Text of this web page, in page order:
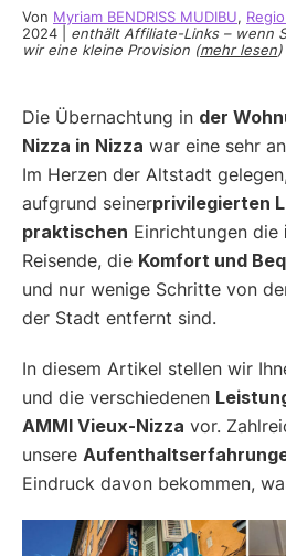
de
Claire
Manu
Von Myriam BENDRISS MUDIBU,
2024
enthält Affiliate-Links – wenn
wir eine kleine Provision (mehr lesen)
Die Übernachtung in der
Nizza in Nizza war eine sehr
Im Herzen der Altstadt
aufgrund seinerprivilegierten
praktischen Einrichtungen die
Reisende, die Komfort und
und nur wenige Schritte von
der Stadt entfernt sind.
In diesem Artikel stellen wir
und die verschiedenen
AMMI Vieux-Nizza vor.
unsere
Eindruck davon bekommen,